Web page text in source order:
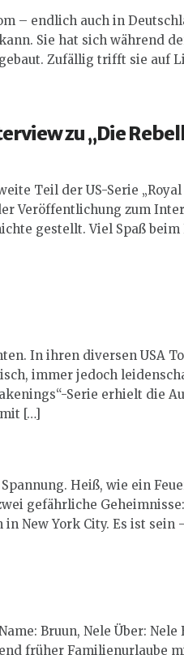
– endlich auch in
Sie hat sich während
Zufällig trifft sie auf
zu „Die
Teil der US-Serie „Royal
Veröffentlichung zum
gestellt. Viel Spaß beim
In ihren diversen USA
immer jedoch
“-Serie erhielt die
[…]
Heiß, wie ein
gefährliche
New York City. Es ist
Bruun, Nele Über:
früher Familienurlaube